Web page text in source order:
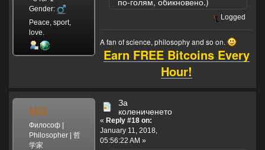
Gender:
Peace, sport,
love.
Logged
A fan of science, philosophy and so on.
Earn FREE Bitcoins Every
Hour!
MSL
Философ |
Philosopher | 哲
学家
За
колениченето
« Reply #18 on:
January 11, 2018,
05:56:22 AM »